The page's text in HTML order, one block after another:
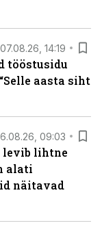
07.08.26, 14:19
tööstusidu
aasta siht
09:03
levib lihtne
alati
näitavad